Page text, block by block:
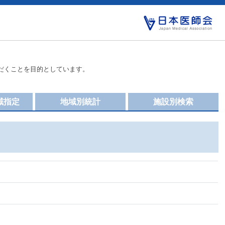
ことを目的としています。
施設別検索
地域別統計
指定